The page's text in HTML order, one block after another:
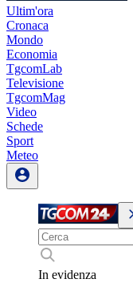
Ultim'ora
Cronaca
Mondo
Economia
TgcomLab
Televisione
TgcomMag
Video
Schede
Sport
Meteo
In evidenza